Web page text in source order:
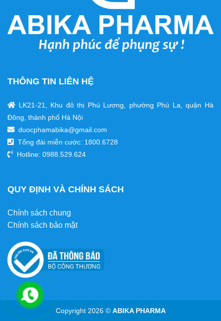
THÔNG TIN LIÊN HỆ
LK21-21, Khu đô thị Phú Lương, phường Phú La, quận Hà
Đông, thành phố Hà Nội
duocphamabika@gmail.com
Tổng đài miễn cước: 1800.6728
Hotline: 0988.529.624
QUY ĐỊNH VÀ CHÍNH SÁCH
Chính sách chung
Chính sách bảo mật
Copyright 2026 © ABIKA PHARMA